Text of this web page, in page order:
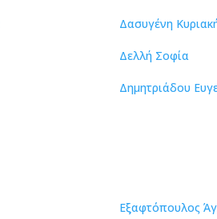
Δασυγένη
Δελλή Σοφία
Δημητριάδου
Εξαφτόπουλος